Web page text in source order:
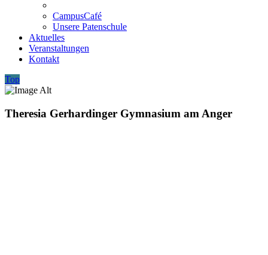
CampusCafé
Unsere Patenschule
Aktuelles
Veranstaltungen
Kontakt
Top
Theresia Gerhardinger Gymnasium am Anger